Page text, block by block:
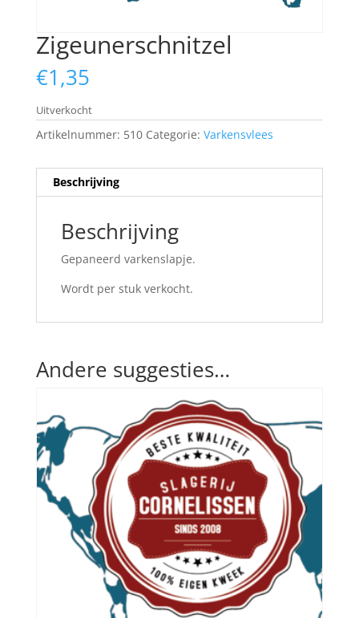
Zigeunerschnitzel
€1,35
Uitverkocht
Artikelnummer: 510 Categorie: Varkensvlees
Beschrijving
Beschrijving
Gepaneerd varkenslapje.
Wordt per stuk verkocht.
Andere suggesties…